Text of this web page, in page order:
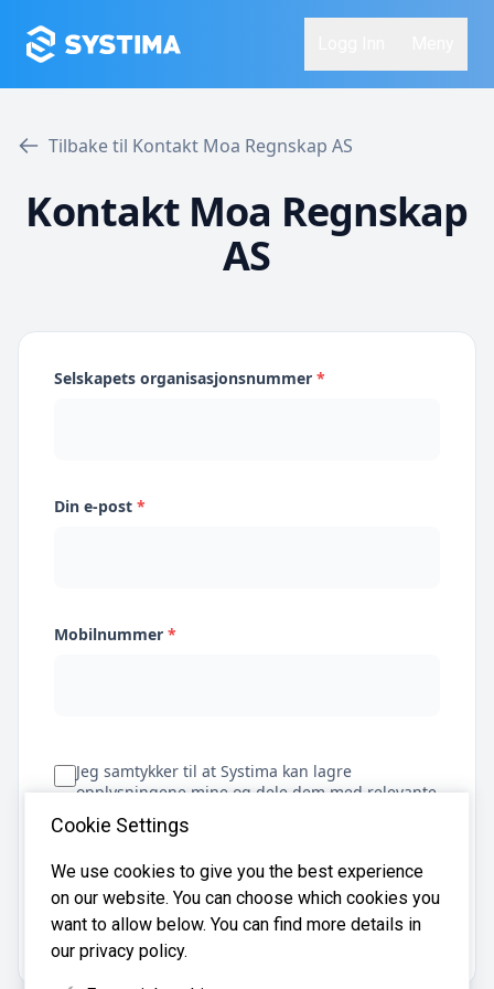
Tilbake til Kontakt Moa Regnskap AS
Kontakt Moa Regnskap
AS
Selskapets organisasjonsnummer *
Din e-post *
Mobilnummer *
Jeg samtykker til at Systima kan lagre
opplysningene mine og dele dem med relevante
regnskapsbyråer for å hjelpe meg å finne
regnskapsfører
Få tilbud
Cookie Settings
We use cookies to give you the best experience
on our website. You can choose which cookies you
want to allow below. You can find more details in
our privacy policy.